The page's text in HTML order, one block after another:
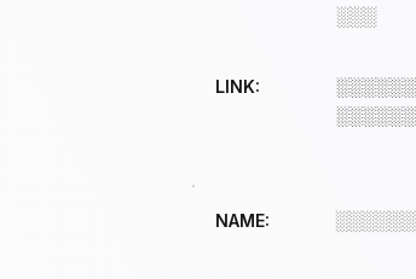
░░░
LINK:
NAME: